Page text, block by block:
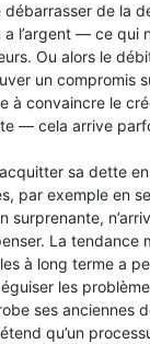
débarrasser de la
l’argent — ce qui
Ou alors le
un compromis
à convaincre le
— cela arrive
sa dette
par exemple en
La tendance
à long terme a
les
ses anciennes
qu’un